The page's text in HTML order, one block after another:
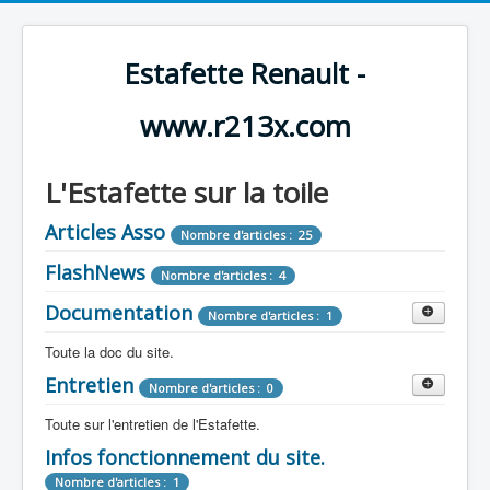
Estafette Renault -
www.r213x.com
L'Estafette sur la toile
Articles Asso Nombre d'articles : 25
FlashNews Nombre d'articles : 4
Documentation Nombre d'articles : 1
Toute la doc du site.
Revue de Presse Nombre d'articles : 9
Tous les articles que l'on a vu sur l'estafette !
Camping Car Nombre d'articles : 3
Entretien Nombre d'articles : 0
Toute sur l'entretien de l'Estafette.
Mécanique Nombre d'articles : 0
Infos fonctionnement du site.
Nombre d'articles : 1